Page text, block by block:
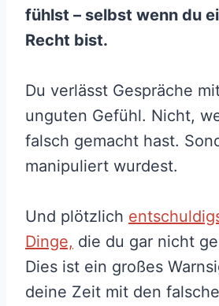
fühlst – selbst wenn du
Recht bist.
Du verlässt Gespräche
unguten Gefühl. Nicht,
falsch gemacht hast.
manipuliert wurdest.
Und plötzlich
Dinge, die du gar nicht
Dies ist ein großes
deine Zeit mit den